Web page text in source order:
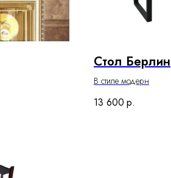
Стол Берлин
В стиле модерн
13 600 р.